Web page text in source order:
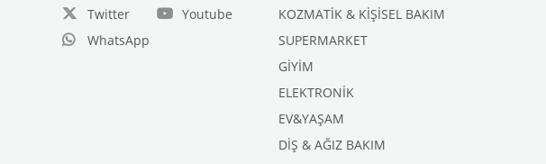
Twitter
Youtube
WhatsApp
KOZMATİK & KİŞİSEL BAKIM
SUPERMARKET
GİYİM
ELEKTRONİK
EV&YAŞAM
DİŞ & AĞIZ BAKIM